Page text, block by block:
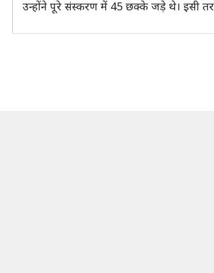
उन्होंने पूरे संस्करण में 45 छक्के जड़े थे। इसी